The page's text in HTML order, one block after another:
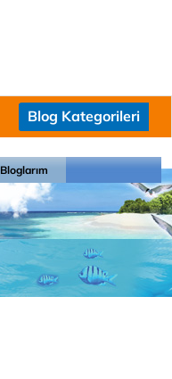
Blog Kategorileri
Bloglarım